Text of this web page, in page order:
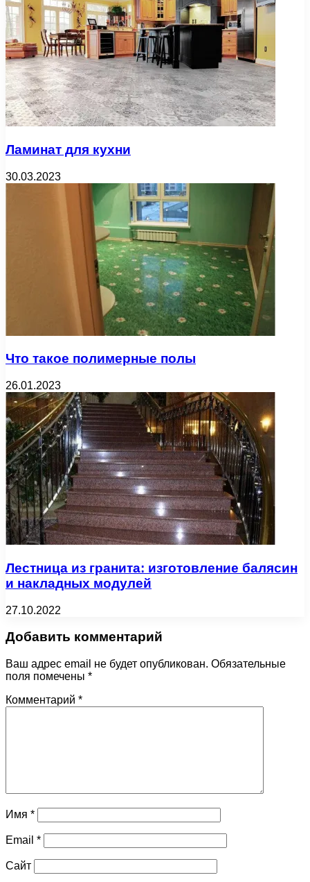
Ламинат для кухни
30.03.2023
Что такое полимерные полы
26.01.2023
Лестница из гранита: изготовление балясин
и накладных модулей
27.10.2022
Добавить комментарий
Ваш адрес email не будет опубликован. Обязательные
поля помечены *
Комментарий *
Имя *
Email *
Сайт